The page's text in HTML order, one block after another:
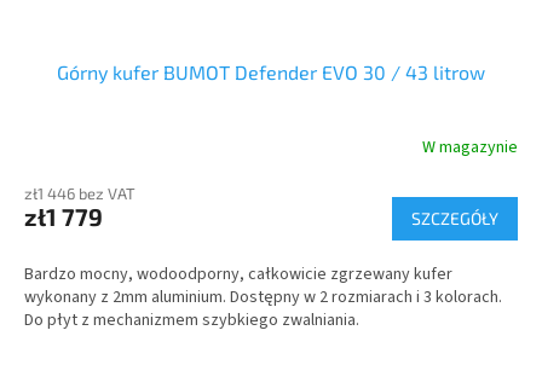
Górny kufer BUMOT Defender EVO 30 / 43 litrow
W magazynie
zł1 446 bez VAT
zł1 779 SZCZEGÓŁY
Bardzo mocny, wodoodporny, całkowicie zgrzewany kufer
wykonany z 2mm aluminium. Dostępny w 2 rozmiarach i 3 kolorach.
Do płyt z mechanizmem szybkiego zwalniania.